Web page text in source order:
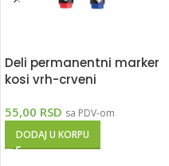
Deli permanentni marker
kosi vrh-crveni
55,00 RSD sa PDV-om
DODAJ U KORPU